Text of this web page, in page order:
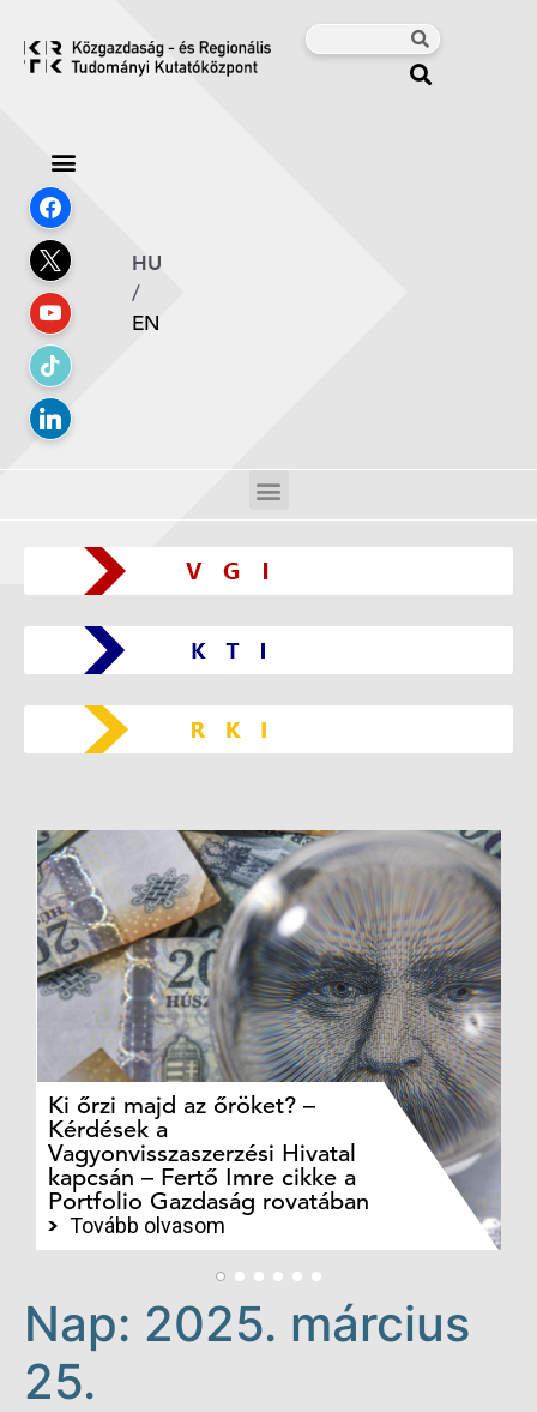
HU
/
EN
Ki őrzi majd az őröket? –
Kérdések a
Vagyonvisszaszerzési Hivatal
kapcsán – Fertő Imre cikke a
Portfolio Gazdaság rovatában
Tovább olvasom
Nap: 2025. március
25.